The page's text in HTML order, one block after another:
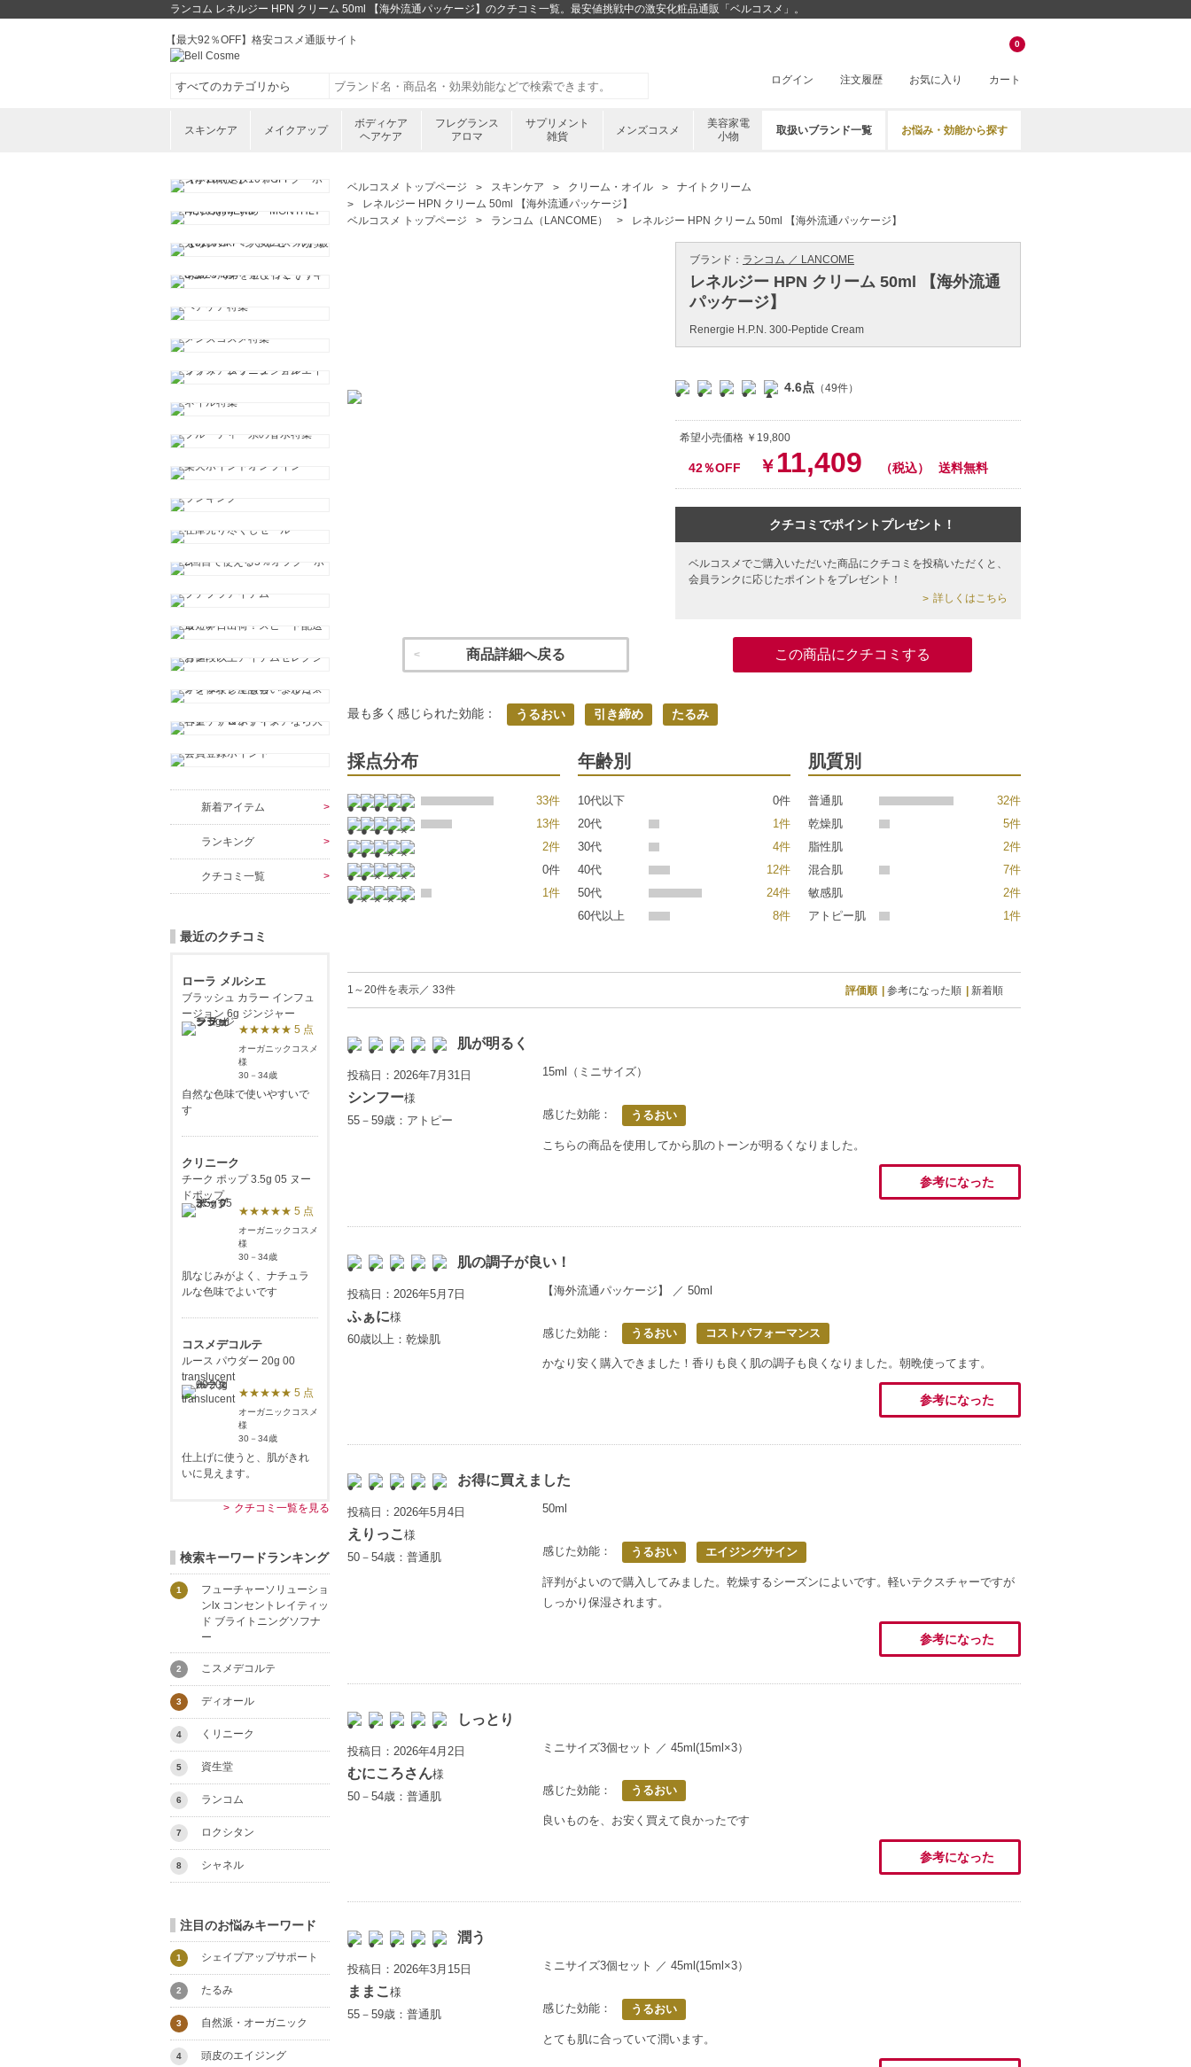
ランコム レネルジー HPN クリーム 50ml 【海外流通パッケージ】のクチコミ一覧。最安値挑戦中の激安化粧品通販「ベルコスメ」。
【最大92％OFF】格安コスメ通販サイト
ログイン 注文履歴 お気に入り カート
0
スキンケア メイクアップ
ボディケア
ヘアケア
フレグランス
アロマ
サプリメント
雑貨
メンズコスメ
美容家電
小物
取扱いブランド一覧 お悩み・効能から探す
ベルコスメ トップページ スキンケア クリーム・オイル
ナイトクリーム
レネルジー HPN クリーム 50ml 【海外流通パッケージ】
ベルコスメ トップページ
ランコム（LANCOME） レネルジー HPN クリーム 50ml 【海外流通パッケージ】
ブランド： ランコム ／ LANCOME
レネルジー HPN クリーム 50ml 【海外流通
パッケージ】
Renergie H.P.N. 300-Peptide Cream
4.6点 （49件）
希望小売価格 ￥19,800
42％OFF ￥ 11,409 （税込） 送料無料
クチコミでポイントプレゼント！
ベルコスメでご購入いただいた商品にクチコミを投稿いただくと、
会員ランクに応じたポイントをプレゼント！
詳しくはこちら
商品詳細へ戻る この商品にクチコミする
最も多く感じられた効能： うるおい 引き締め たるみ
採点分布
33件
13件
2件
0件
1件
年齢別
10代以下
0件
20代
1件
30代
4件
40代
12件
50代
24件
60代以上
8件
肌質別
普通肌
32件
乾燥肌
5件
脂性肌
2件
混合肌
7件
敏感肌
2件
アトピー肌
1件
1～20件を表示／ 33件 評価順 参考になった順 新着順
肌が明るく
投稿日：2026年7月31日
シンフー様
55－59歳：アトピー
15ml（ミニサイズ）
感じた効能： うるおい
こちらの商品を使用してから肌のトーンが明るくなりました。
参考になった
肌の調子が良い！
投稿日：2026年5月7日
ふぁに様
60歳以上：乾燥肌
【海外流通パッケージ】 ／ 50ml
感じた効能： うるおい コストパフォーマンス
かなり安く購入できました！香りも良く肌の調子も良くなりました。朝晩使ってます。
参考になった
お得に買えました
投稿日：2026年5月4日
えりっこ 様
50－54歳：普通肌
50ml
感じた効能： うるおい エイジングサイン
評判がよいので購入してみました。乾燥するシーズンによいです。軽いテクスチャーですが
しっかり保湿されます。
参考になった
しっとり
投稿日：2026年4月2日
むにころさん様
50－54歳：普通肌
ミニサイズ3個セット ／ 45ml(15ml×3）
感じた効能： うるおい
良いものを、お安く買えて良かったです
参考になった
潤う
投稿日：2026年3月15日
ままこ 様
55－59歳：普通肌
ミニサイズ3個セット ／ 45ml(15ml×3）
感じた効能： うるおい
とても肌に合っていて潤います。
新着アイテム
ランキング
クチコミ一覧
最近のクチコミ
ローラ メルシエ
ブラッシュ カラー インフュ
ージョン 6g ジンジャー
★★★★★ 5 点
オーガニックコスメ
様
30－34歳
自然な色味で使いやすいで
す
クリニーク
チーク ポップ 3.5g 05 ヌー
ドポップ
★★★★★ 5 点
オーガニックコスメ
様
30－34歳
肌なじみがよく、ナチュラ
ルな色味でよいです
コスメデコルテ
ルース パウダー 20g 00
translucent
★★★★★ 5 点
オーガニックコスメ
様
30－34歳
仕上げに使うと、肌がきれ
いに見えます。
クチコミ一覧を見る
検索キーワードランキング
1
フューチャーソリューショ
ンlx コンセントレイティッ
ド ブライトニングソフナ
ー
2 こスメデコルテ
3 ディオール
4 くリニーク
5 資生堂
6 ランコム
7 ロクシタン
8 シャネル
注目のお悩みキーワード
1 シェイプアップサポート
2 たるみ
3 自然派・オーガニック
4 頭皮のエイジング